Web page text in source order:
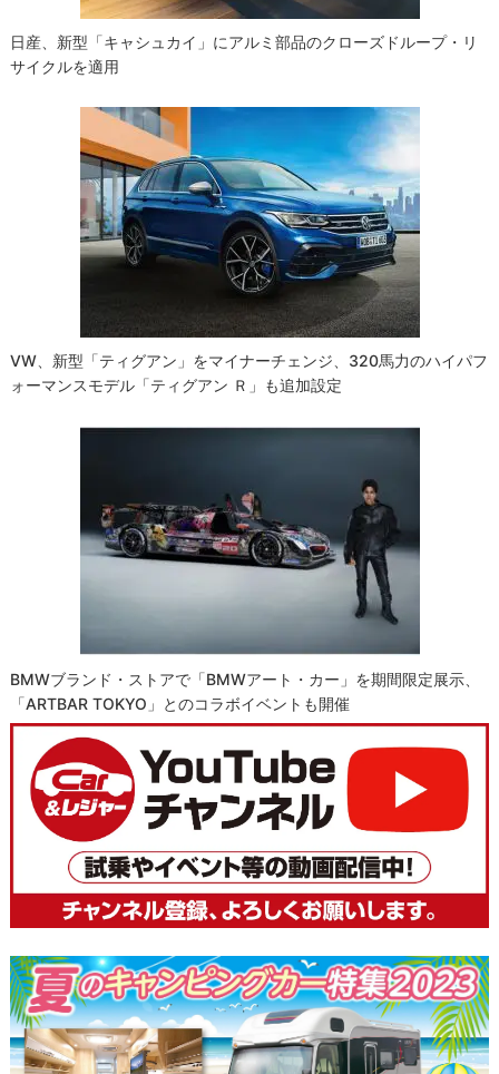
日産、新型「キャシュカイ」にアルミ部品のクローズドループ・リ
サイクルを適用
VW、新型「ティグアン」をマイナーチェンジ、320馬力のハイパフ
ォーマンスモデル「ティグアン Ｒ」も追加設定
BMWブランド・ストアで「BMWアート・カー」を期間限定展示、
「ARTBAR TOKYO」とのコラボイベントも開催